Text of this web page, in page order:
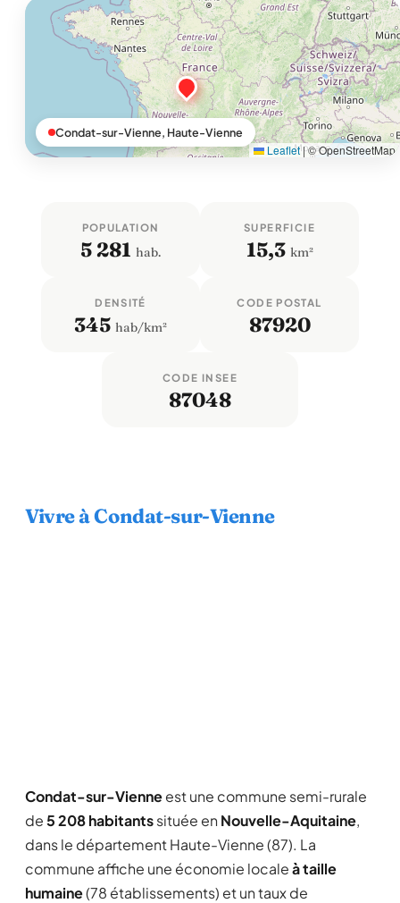
Leaflet |© OpenStreetMap
Condat-sur-Vienne, Haute-Vienne
POPULATION
5 281 hab.
SUPERFICIE
15,3 km²
DENSITÉ
345 hab/km²
CODE POSTAL
87920
CODE INSEE
87048
Vivre à Condat-sur-Vienne
Condat-sur-Vienneest une commune semi-rurale
de5 208 habitantssituée en Nouvelle-Aquitaine,
dans le département Haute-Vienne (87). La
commune affiche une économie localeà taille
humaine(78 établissements) et un taux de